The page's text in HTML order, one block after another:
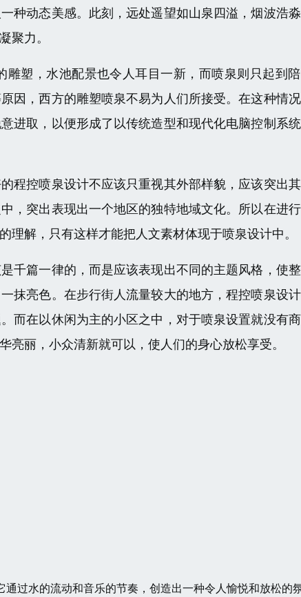
种动态美感。此刻，远处遥望如山泉四溢，烟波浩
聚力。
塑，水池配景也令人耳目一新，而喷泉则只起到
因，西方的雕塑喷泉不易为人们所接受。在这种情
进取，以便形成了以传统造型和现代化电脑控制系
程控喷泉设计不应该只重视其外部样貌，应该突出
，突出表现出一个地区的独特地域文化。所以在进
解，只有这样才能把人文素材体现于喷泉设计中。
千篇一律的，而是应该表现出不同的主题风格，使
抹亮色。在步行街人流量较大的地方，程控喷泉设
而在以休闲为主的小区之中，对于喷泉设置就没有
丽，小众清新就可以，使人们的身心放松享受。
过水的流动和音乐的节奏，创造出一种令人愉悦和放松的